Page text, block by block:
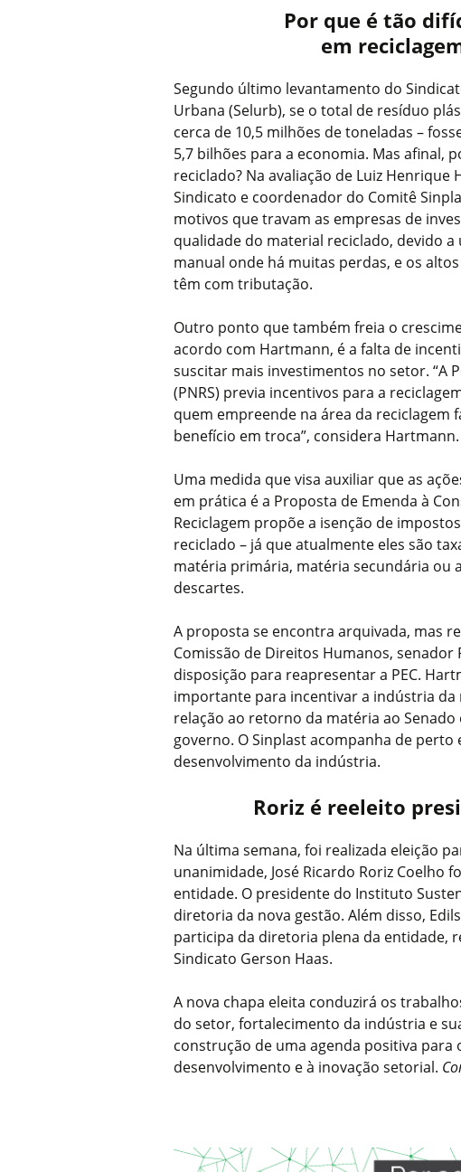
Por que é tão
em
Segundo último levantamento do
Urbana (Selurb), se o total de resíduo
cerca de 10,5 milhões de toneladas –
5,7 bilhões para a economia. Mas afinal,
reciclado? Na avaliação de Luiz
Sindicato e coordenador do Comitê
motivos que travam as empresas de
qualidade do material reciclado, devido
manual onde há muitas perdas, e os
têm com tributação.
Outro ponto que também freia o
acordo com Hartmann, é a falta de
suscitar mais investimentos no setor. “A
(PNRS) previa incentivos para a
quem empreende na área da reciclagem
benefício em troca”, considera Hartmann.
Uma medida que visa auxiliar que as
em prática é a Proposta de Emenda à
Reciclagem propõe a isenção de
reciclado – já que atualmente eles são
matéria primária, matéria secundária ou
descartes.
A proposta se encontra arquivada, mas
Comissão de Direitos Humanos, senador
disposição para reapresentar a PEC.
importante para incentivar a indústria da
relação ao retorno da matéria ao
governo. O Sinplast acompanha de perto
desenvolvimento da indústria.
Roriz é reeleito
Na última semana, foi realizada eleição
unanimidade, José Ricardo Roriz Coelho
entidade. O presidente do Instituto
diretoria da nova gestão. Além disso,
participa da diretoria plena da entidade,
Sindicato Gerson Haas.
A nova chapa eleita conduzirá os
do setor, fortalecimento da indústria e
construção de uma agenda positiva para
desenvolvimento e à inovação setorial.